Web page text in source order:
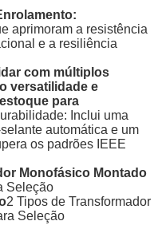
aprimoram a resistência
e a resiliência
com múltiplos
versatilidade e
para
Inclui uma
automática e um
os padrões IEEE
Monofásico Montado
Seleção
2 Tipos de Transformador
Seleção